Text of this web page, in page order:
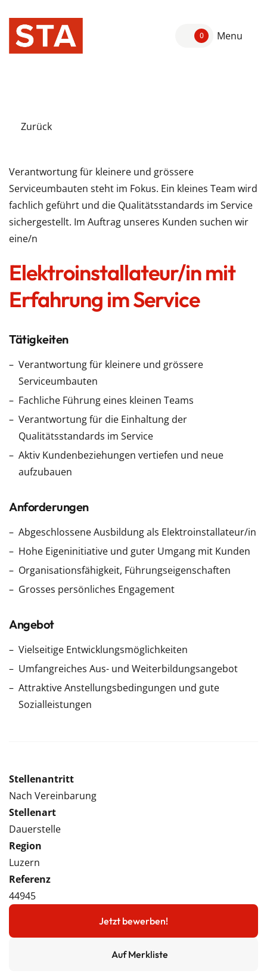
0 Menu
Zurück
Verantwortung für kleinere und grössere
Serviceumbauten steht im Fokus. Ein kleines Team wird
fachlich geführt und die Qualitätsstandards im Service
sichergestellt. Im Auftrag unseres Kunden suchen wir
eine/n
Elektroinstallateur/in mit
Erfahrung im Service
Tätigkeiten
Verantwortung für kleinere und grössere
Serviceumbauten
Fachliche Führung eines kleinen Teams
Verantwortung für die Einhaltung der
Qualitätsstandards im Service
Aktiv Kundenbeziehungen vertiefen und neue
aufzubauen
Anforderungen
Abgeschlossene Ausbildung als Elektroinstallateur/in
Hohe Eigeninitiative und guter Umgang mit Kunden
Organisationsfähigkeit, Führungseigenschaften
Grosses persönliches Engagement
Angebot
Vielseitige Entwicklungsmöglichkeiten
Umfangreiches Aus- und Weiterbildungsangebot
Attraktive Anstellungsbedingungen und gute
Sozialleistungen
Stellenantritt
Nach Vereinbarung
Stellenart
Dauerstelle
Region
Luzern
Referenz
44945
Jetzt bewerben!
Auf Merkliste